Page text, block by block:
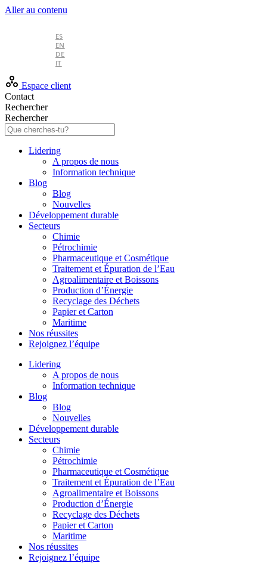
Aller au contenu
ES
EN
DE
IT
Espace client
Contact
Rechercher
Rechercher
Lidering
A propos de nous
Information technique
Blog
Blog
Nouvelles
Développement durable
Secteurs
Chimie
Pétrochimie
Pharmaceutique et Cosmétique
Traitement et Épuration de l’Eau
Agroalimentaire et Boissons
Production d’Énergie
Recyclage des Déchets
Papier et Carton
Maritime
Nos réussites
Rejoignez l’équipe
Lidering
A propos de nous
Information technique
Blog
Blog
Nouvelles
Développement durable
Secteurs
Chimie
Pétrochimie
Pharmaceutique et Cosmétique
Traitement et Épuration de l’Eau
Agroalimentaire et Boissons
Production d’Énergie
Recyclage des Déchets
Papier et Carton
Maritime
Nos réussites
Rejoignez l’équipe